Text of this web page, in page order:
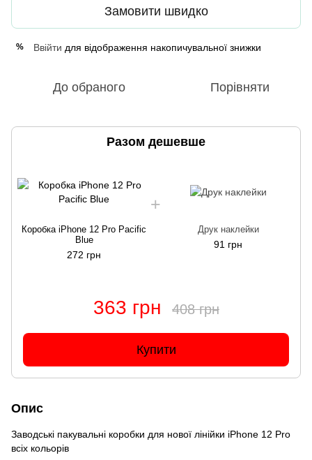
Замовити швидко
% Ввійти для відображення накопичувальної знижки
До обраного Порівняти
Разом дешевше
Коробка iPhone 12 Pro Pacific
Blue
272 грн
Друк наклейки
91 грн
363 грн 408 грн
Купити
Опис
Заводські пакувальні коробки для нової лінійки iPhone 12 Pro
всіх кольорів